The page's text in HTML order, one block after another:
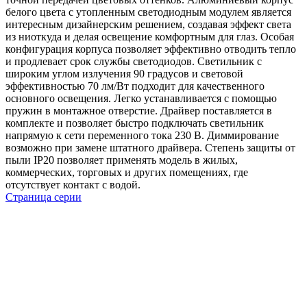
белого цвета с утопленным светодиодным модулем является
интересным дизайнерским решением, создавая эффект света
из ниоткуда и делая освещение комфортным для глаз. Особая
конфигурация корпуса позволяет эффективно отводить тепло
и продлевает срок службы светодиодов. Светильник с
широким углом излучения 90 градусов и световой
эффективностью 70 лм/Вт подходит для качественного
основного освещения. Легко устанавливается с помощью
пружин в монтажное отверстие. Драйвер поставляется в
комплекте и позволяет быстро подключать светильник
напрямую к сети переменного тока 230 В. Диммирование
возможно при замене штатного драйвера. Степень защиты от
пыли IP20 позволяет применять модель в жилых,
коммерческих, торговых и других помещениях, где
отсутствует контакт с водой.
Страница серии